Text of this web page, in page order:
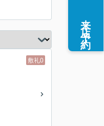
敷礼0
来店予約